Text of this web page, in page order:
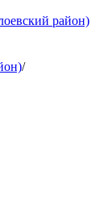
район)
/